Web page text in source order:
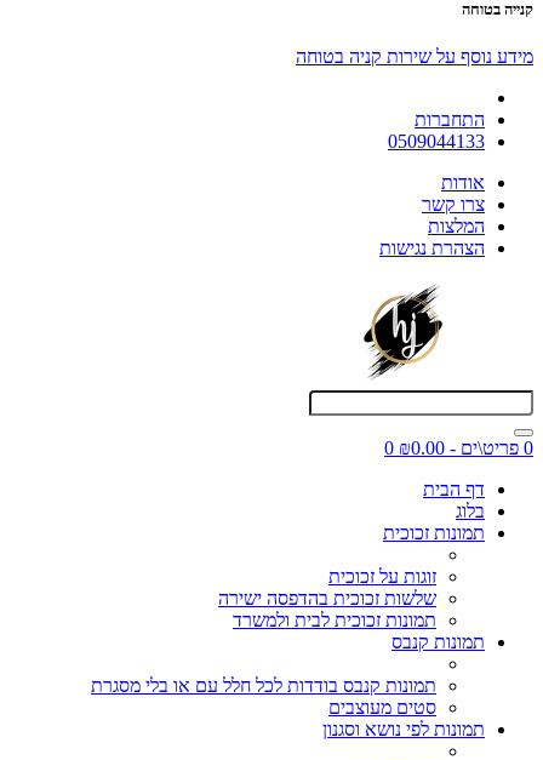
קנייה בטוחה
מידע נוסף על שירות קניה בטוחה
התחברות
0509044133
אודות
צרו קשר
המלצות
הצהרת נגישות
0 פריט\ים - ₪0.00
0
דף הבית
בלוג
תמונות זכוכית
זוגות על זכוכית
שלשות זכוכית בהדפסה ישירה
תמונות זכוכית לבית ולמשרד
תמונות קנבס
תמונות קנבס בודדות לכל חלל עם או בלי מסגרת
סטים מעוצבים
תמונות לפי נושא וסגנון